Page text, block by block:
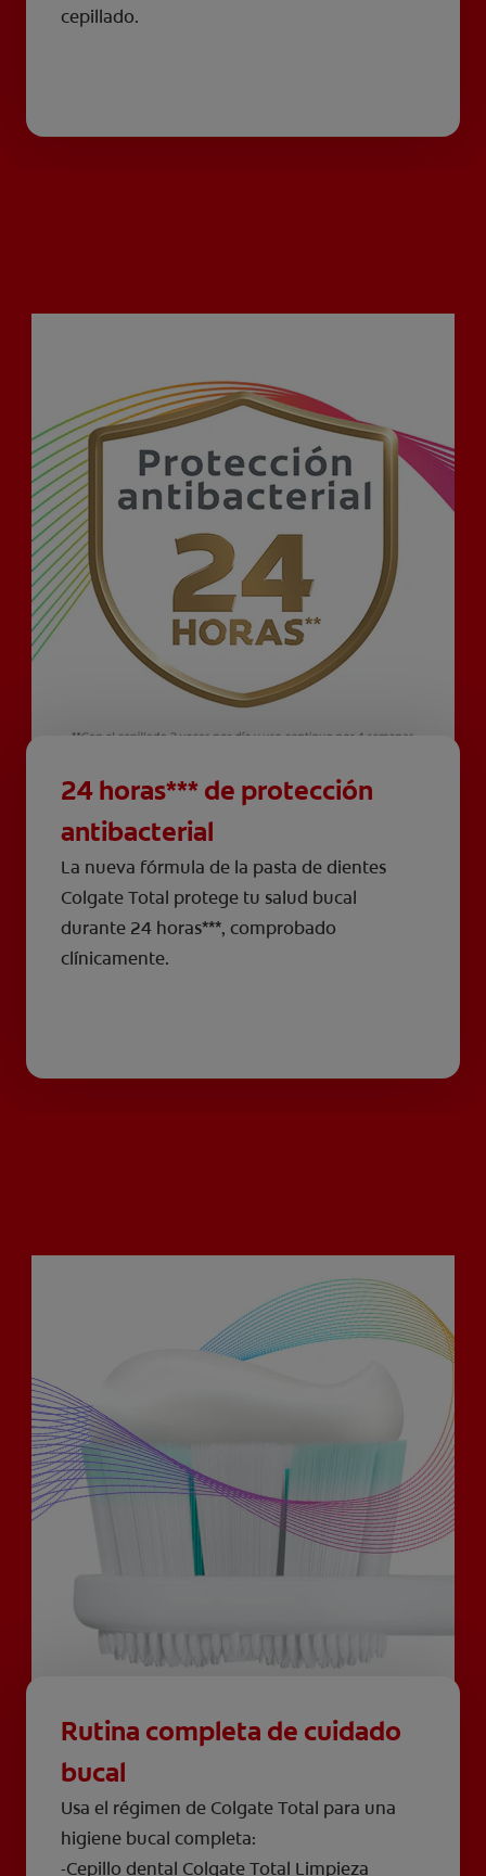
cepillado.
24 horas*** de protección
antibacterial
La nueva fórmula de la pasta de dientes
Colgate Total protege tu salud bucal
durante 24 horas***, comprobado
clínicamente.
Rutina completa de cuidado
bucal
Usa el régimen de Colgate Total para una
higiene bucal completa:
-Cepillo dental Colgate Total Limpieza